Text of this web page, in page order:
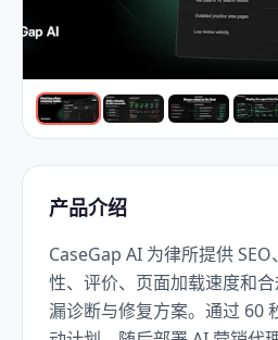
产品介绍
CaseGap AI 为律所提供
性、评价、页面加载速度和
漏诊断与修复方案。通过 60